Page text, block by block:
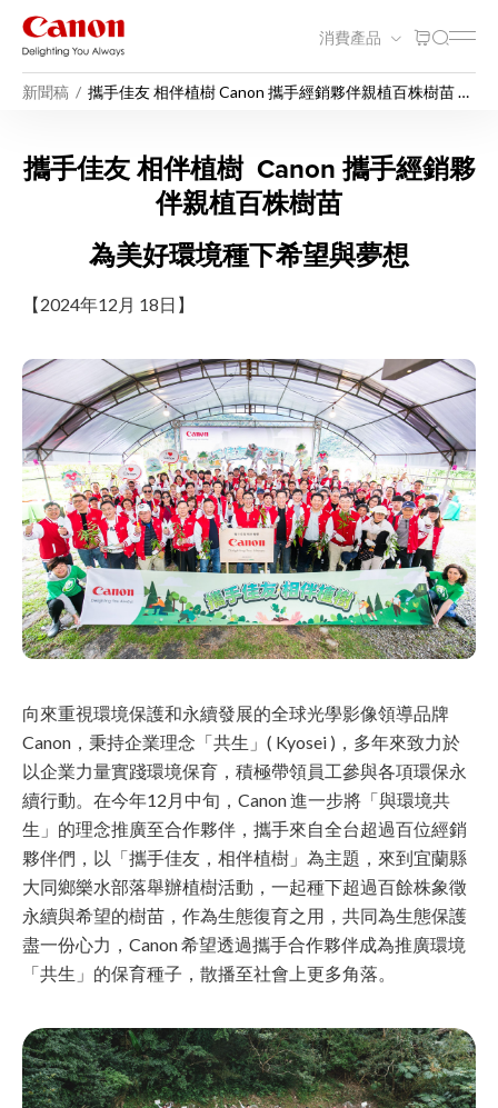
消費產品
新聞稿
攜手佳友 相伴植樹 Canon 攜手經銷夥伴親植百株樹苗 為
攜手佳友 相伴植樹 Canon
攜手佳友 相伴植樹 Canon 攜手經銷夥
伴親植百株樹苗
為美好環境種下希望與夢想
【2024年12月 18日】
向來重視環境保護和永續發展的全球光學影像領導品牌
Canon，秉持企業理念「共生」( Kyosei )，多年來致力於
以企業力量實踐環境保育，積極帶領員工參與各項環保永
續行動。在今年12月中旬，Canon 進一步將「與環境共
生」的理念推廣至合作夥伴，攜手來自全台超過百位經銷
夥伴們，以「攜手佳友，相伴植樹」為主題，來到宜蘭縣
大同鄉樂水部落舉辦植樹活動，一起種下超過百餘株象徵
永續與希望的樹苗，作為生態復育之用，共同為生態保護
盡一份心力，Canon 希望透過攜手合作夥伴成為推廣環境
「共生」的保育種子，散播至社會上更多角落。